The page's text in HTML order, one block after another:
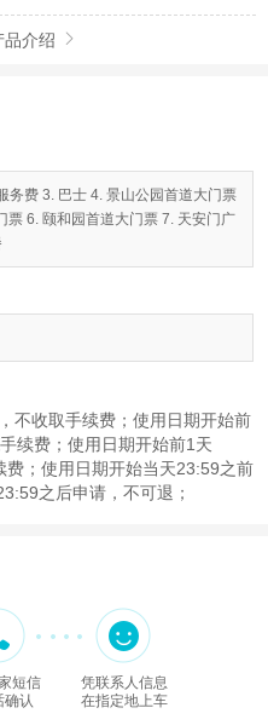
品介绍 
务费 3. 巴士 4. 景山公园首道大门票
票 6. 颐和园首道大门票 7. 天安门广
不收取手续费；使用日期开始前
续费；使用日期开始前1天
；使用日期开始当天23:59之前
之后申请，不可退；
短信
确认
凭联系人信息
在指定地上车